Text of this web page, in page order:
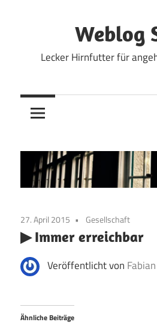
Weblog
Lecker Hirnfutter für
27. April 2015 Gesellschaft
▶ Immer erreichbar
Veröffentlicht von
Ähnliche Beiträge